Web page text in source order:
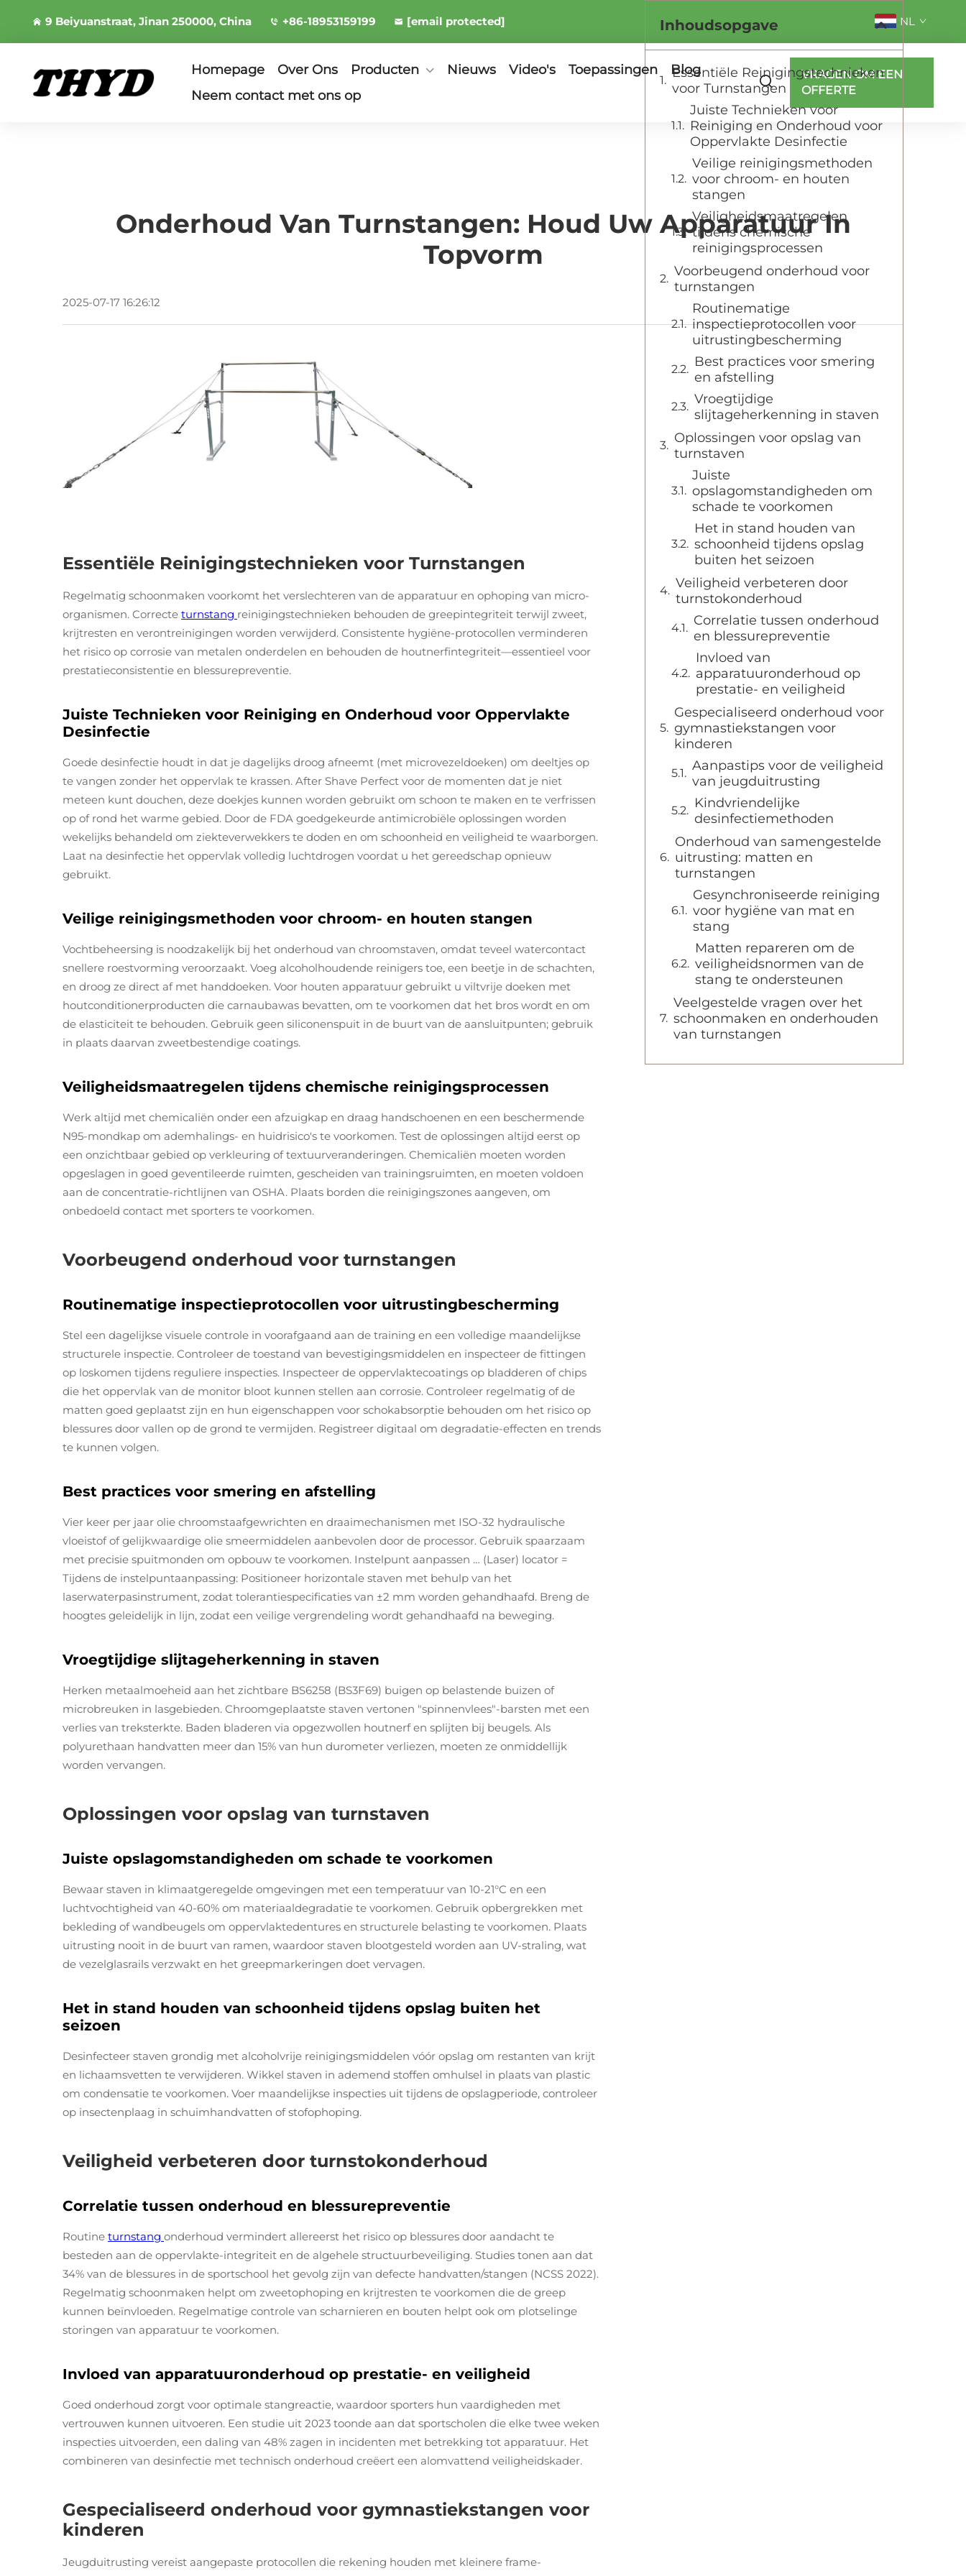
9 Beiyuanstraat, Jinan 250000, China +86-18953159199 [email protected] NL
Homepage Over Ons Producten Nieuws Video's Toepassingen
Blog
Neem contact met ons op
VRAGEN OM EEN
OFFERTE
Onderhoud Van Turnstangen: Houd Uw Apparatuur In
Topvorm
2025-07-17 16:26:12
Essentiële Reinigingstechnieken voor Turnstangen
Regelmatig schoonmaken voorkomt het verslechteren van de apparatuur en ophoping van micro-
organismen. Correcte turnstang reinigingstechnieken behouden de greepintegriteit terwijl zweet,
krijtresten en verontreinigingen worden verwijderd. Consistente hygiëne-protocollen verminderen
het risico op corrosie van metalen onderdelen en behouden de houtnerfintegriteit—essentieel voor
prestatieconsistentie en blessurepreventie.
Juiste Technieken voor Reiniging en Onderhoud voor Oppervlakte
Desinfectie
Goede desinfectie houdt in dat je dagelijks droog afneemt (met microvezeldoeken) om deeltjes op
te vangen zonder het oppervlak te krassen. After Shave Perfect voor de momenten dat je niet
meteen kunt douchen, deze doekjes kunnen worden gebruikt om schoon te maken en te verfrissen
op of rond het warme gebied. Door de FDA goedgekeurde antimicrobiële oplossingen worden
wekelijks behandeld om ziekteverwekkers te doden en om schoonheid en veiligheid te waarborgen.
Laat na desinfectie het oppervlak volledig luchtdrogen voordat u het gereedschap opnieuw
gebruikt.
Veilige reinigingsmethoden voor chroom- en houten stangen
Vochtbeheersing is noodzakelijk bij het onderhoud van chroomstaven, omdat teveel watercontact
snellere roestvorming veroorzaakt. Voeg alcoholhoudende reinigers toe, een beetje in de schachten,
en droog ze direct af met handdoeken. Voor houten apparatuur gebruikt u viltvrije doeken met
houtconditionerproducten die carnaubawas bevatten, om te voorkomen dat het bros wordt en om
de elasticiteit te behouden. Gebruik geen siliconenspuit in de buurt van de aansluitpunten; gebruik
in plaats daarvan zweetbestendige coatings.
Veiligheidsmaatregelen tijdens chemische reinigingsprocessen
Werk altijd met chemicaliën onder een afzuigkap en draag handschoenen en een beschermende
N95-mondkap om ademhalings- en huidrisico's te voorkomen. Test de oplossingen altijd eerst op
een onzichtbaar gebied op verkleuring of textuurveranderingen. Chemicaliën moeten worden
opgeslagen in goed geventileerde ruimten, gescheiden van trainingsruimten, en moeten voldoen
aan de concentratie-richtlijnen van OSHA. Plaats borden die reinigingszones aangeven, om
onbedoeld contact met sporters te voorkomen.
Voorbeugend onderhoud voor turnstangen
Routinematige inspectieprotocollen voor uitrustingbescherming
Stel een dagelijkse visuele controle in voorafgaand aan de training en een volledige maandelijkse
structurele inspectie. Controleer de toestand van bevestigingsmiddelen en inspecteer de fittingen
op loskomen tijdens reguliere inspecties. Inspecteer de oppervlaktecoatings op bladderen of chips
die het oppervlak van de monitor bloot kunnen stellen aan corrosie. Controleer regelmatig of de
matten goed geplaatst zijn en hun eigenschappen voor schokabsorptie behouden om het risico op
blessures door vallen op de grond te vermijden. Registreer digitaal om degradatie-effecten en trends
te kunnen volgen.
Best practices voor smering en afstelling
Vier keer per jaar olie chroomstaafgewrichten en draaimechanismen met ISO-32 hydraulische
vloeistof of gelijkwaardige olie smeermiddelen aanbevolen door de processor. Gebruik spaarzaam
met precisie spuitmonden om opbouw te voorkomen. Instelpunt aanpassen … (Laser) locator =
Tijdens de instelpuntaanpassing: Positioneer horizontale staven met behulp van het
laserwaterpasinstrument, zodat tolerantiespecificaties van ±2 mm worden gehandhaafd. Breng de
hoogtes geleidelijk in lijn, zodat een veilige vergrendeling wordt gehandhaafd na beweging.
Vroegtijdige slijtageherkenning in staven
Herken metaalmoeheid aan het zichtbare BS6258 (BS3F69) buigen op belastende buizen of
microbreuken in lasgebieden. Chroomgeplaatste staven vertonen "spinnenvlees"-barsten met een
verlies van treksterkte. Baden bladeren via opgezwollen houtnerf en splijten bij beugels. Als
polyurethaan handvatten meer dan 15% van hun durometer verliezen, moeten ze onmiddellijk
worden vervangen.
Oplossingen voor opslag van turnstaven
Juiste opslagomstandigheden om schade te voorkomen
Bewaar staven in klimaatgeregelde omgevingen met een temperatuur van 10-21°C en een
luchtvochtigheid van 40-60% om materiaaldegradatie te voorkomen. Gebruik opbergrekken met
bekleding of wandbeugels om oppervlaktedentures en structurele belasting te voorkomen. Plaats
uitrusting nooit in de buurt van ramen, waardoor staven blootgesteld worden aan UV-straling, wat
de vezelglasrails verzwakt en het greepmarkeringen doet vervagen.
Het in stand houden van schoonheid tijdens opslag buiten het
seizoen
Desinfecteer staven grondig met alcoholvrije reinigingsmiddelen vóór opslag om restanten van krijt
en lichaamsvetten te verwijderen. Wikkel staven in ademend stoffen omhulsel in plaats van plastic
om condensatie te voorkomen. Voer maandelijkse inspecties uit tijdens de opslagperiode, controleer
op insectenplaag in schuimhandvatten of stofophoping.
Veiligheid verbeteren door turnstokonderhoud
Correlatie tussen onderhoud en blessurepreventie
Routine turnstang onderhoud vermindert allereerst het risico op blessures door aandacht te
besteden aan de oppervlakte-integriteit en de algehele structuurbeveiliging. Studies tonen aan dat
34% van de blessures in de sportschool het gevolg zijn van defecte handvatten/stangen (NCSS 2022).
Regelmatig schoonmaken helpt om zweetophoping en krijtresten te voorkomen die de greep
kunnen beïnvloeden. Regelmatige controle van scharnieren en bouten helpt ook om plotselinge
storingen van apparatuur te voorkomen.
Invloed van apparatuuronderhoud op prestatie- en veiligheid
Goed onderhoud zorgt voor optimale stangreactie, waardoor sporters hun vaardigheden met
vertrouwen kunnen uitvoeren. Een studie uit 2023 toonde aan dat sportscholen die elke twee weken
inspecties uitvoerden, een daling van 48% zagen in incidenten met betrekking tot apparatuur. Het
combineren van desinfectie met technisch onderhoud creëert een alomvattend veiligheidskader.
Gespecialiseerd onderhoud voor gymnastiekstangen voor
kinderen
Jeugduitrusting vereist aangepaste protocollen die rekening houden met kleinere frame-
Inhoudsopgave
Essentiële Reinigingstechnieken
voor Turnstangen
Juiste Technieken voor
Reiniging en Onderhoud voor
Oppervlakte Desinfectie
Veilige reinigingsmethoden
voor chroom- en houten
stangen
Veiligheidsmaatregelen
tijdens chemische
reinigingsprocessen
Voorbeugend onderhoud voor
turnstangen
Routinematige
inspectieprotocollen voor
uitrustingbescherming
Best practices voor smering
en afstelling
Vroegtijdige
slijtageherkenning in staven
Oplossingen voor opslag van
turnstaven
Juiste
opslagomstandigheden om
schade te voorkomen
Het in stand houden van
schoonheid tijdens opslag
buiten het seizoen
Veiligheid verbeteren door
turnstokonderhoud
Correlatie tussen onderhoud
en blessurepreventie
Invloed van
apparatuuronderhoud op
prestatie- en veiligheid
Gespecialiseerd onderhoud voor
gymnastiekstangen voor
kinderen
Aanpastips voor de veiligheid
van jeugduitrusting
Kindvriendelijke
desinfectiemethoden
Onderhoud van samengestelde
uitrusting: matten en
turnstangen
Gesynchroniseerde reiniging
voor hygiëne van mat en
stang
Matten repareren om de
veiligheidsnormen van de
stang te ondersteunen
Veelgestelde vragen over het
schoonmaken en onderhouden
van turnstangen